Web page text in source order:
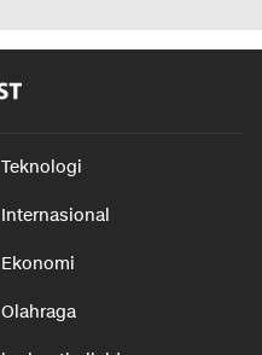
Teknologi
Internasional
Ekonomi
Olahraga